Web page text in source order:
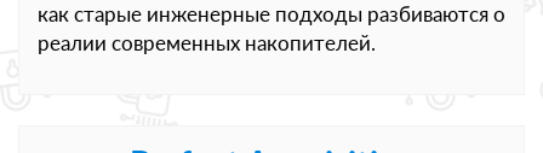
как старые инженерные подходы разбиваются о
реалии современных накопителей.